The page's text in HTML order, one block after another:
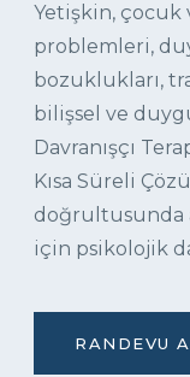
Yetişkin,
problemleri,
bozuklukları,
bilişsel ve
Davranışçı
Kısa Süreli
doğrultusunda
için psikolojik
RANDEVU